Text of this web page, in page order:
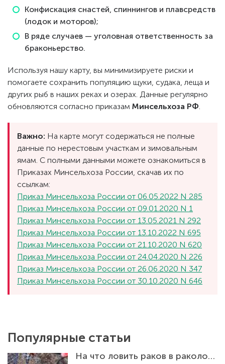
Конфискация снастей, спиннингов и плавсредств
(лодок и моторов);
В ряде случаев — уголовная ответственность за
браконьерство.
Используя нашу карту, вы минимизируете риски и
помогаете сохранить популяцию щуки, судака, леща и
других рыб в наших реках и озерах. Данные регулярно
обновляются согласно приказам Минсельхоза РФ.
Важно: На карте могут содержаться не полные
данные по нерестовым участкам и зимовальным
ямам. С полными данными можете ознакомиться в
Приказах Минсельхоза России, скачав их по
ссылкам:
Приказ Минсельхоза России от 06.05.2022 N 285
Приказ Минсельхоза России от 09.01.2020 N 1
Приказ Минсельхоза России от 13.05.2021 N 292
Приказ Минсельхоза России от 13.10.2022 N 695
Приказ Минсельхоза России от 21.10.2020 N 620
Приказ Минсельхоза России от 24.04.2020 N 226
Приказ Минсельхоза России от 26.06.2020 N 347
Приказ Минсельхоза России от 30.10.2020 N 646
Популярные статьи
На что ловить раков в раколовке